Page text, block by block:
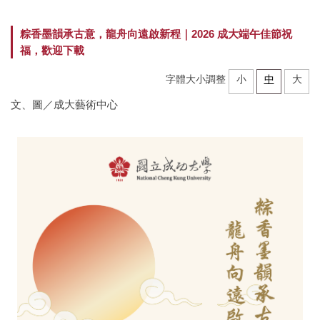
粽香墨韻承古意，龍舟向遠啟新程｜2026 成大端午佳節祝
福，歡迎下載
字體大小調整 小 中 大
文、圖／成大藝術中心